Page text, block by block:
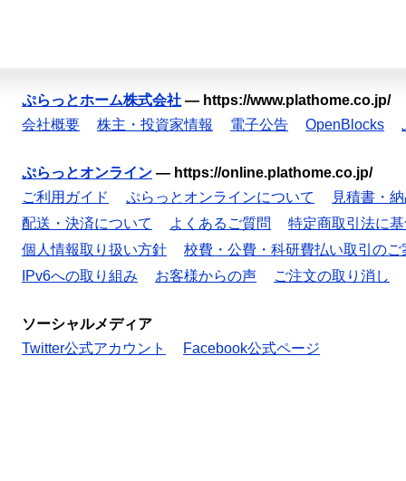
ぷらっとホーム株式会社 — https://www.plathome.co.jp/
会社概要
株主・投資家情報 電子公告 OpenBlocks
ぷらっとオンライン — https://online.plathome.co.jp/
ご利用ガイド
ぷらっとオンラインについて
見積書・
配送・決済について
よくあるご質問
特定商取引法に
個人情報取り扱い方針
校費・公費・科研費払い取引のご
IPv6への取り組み
お客様からの声 ご注文の取り消し
ソーシャルメディア
Twitter公式アカウント
Facebook公式ページ